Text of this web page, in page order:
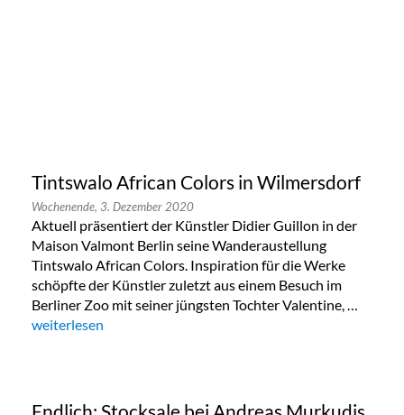
Tintswalo African Colors in Wilmersdorf
Wochenende, 3. Dezember 2020
Aktuell präsentiert der Künstler Didier Guillon in der
Maison Valmont Berlin seine Wanderaustellung
Tintswalo African Colors. Inspiration für die Werke
schöpfte der Künstler zuletzt aus einem Besuch im
Berliner Zoo mit seiner jüngsten Tochter Valentine, …
„Tintswalo African Colors in Wilmersdorf“
weiterlesen